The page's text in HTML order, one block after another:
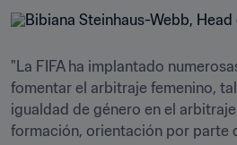
"La FIFA ha implantado
fomentar el arbitraje femenino,
igualdad de género en el
formación, orientación por parte